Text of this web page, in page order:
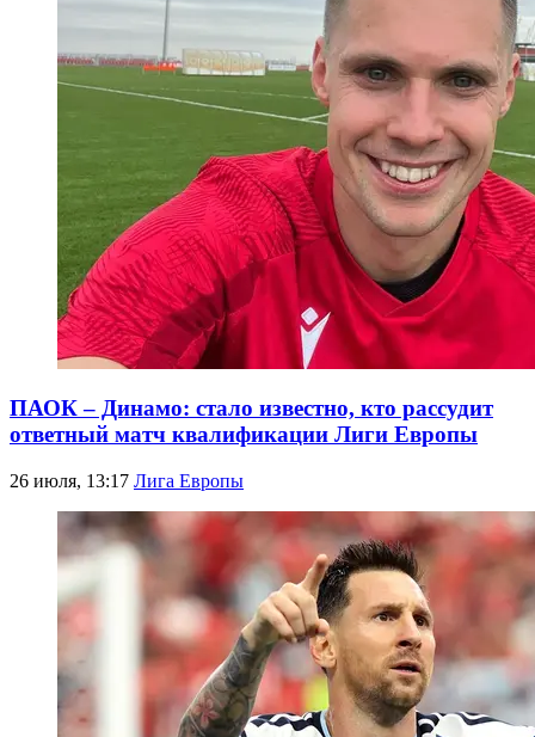
ПАОК – Динамо: стало известно, кто рассудит
ответный матч квалификации Лиги Европы
26 июля, 13:17 Лига Европы